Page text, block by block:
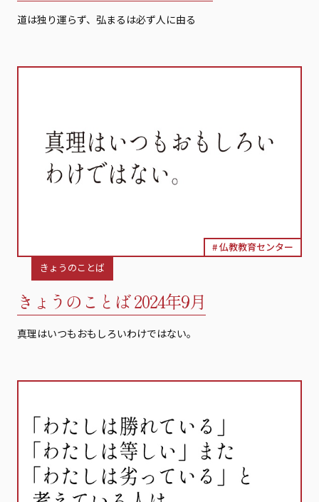
道は独り運らず、弘まるは必ず人に由る
仏教教育センター
きょうのことば
きょうのことば 2024年9月
真理はいつもおもしろいわけではない。